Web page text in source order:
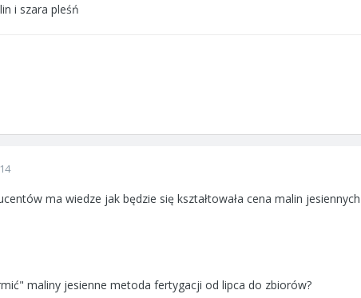
i szara pleśń
ma wiedze jak będzie się kształtowała cena malin
maliny jesienne metoda fertygacji od lipca do zbiorów?